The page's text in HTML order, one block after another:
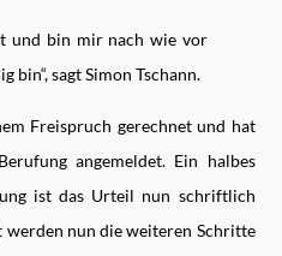
und bin mir nach wie vor
bin“, sagt Simon Tschann.
Freispruch gerechnet und hat
angemeldet. Ein halbes
ist das Urteil nun schriftlich
werden nun die weiteren Schritte